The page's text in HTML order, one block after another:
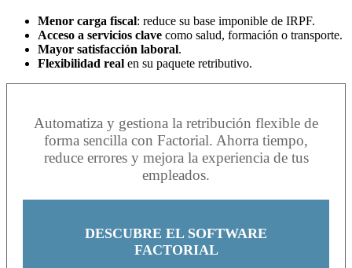
Menor carga fiscal: reduce su base imponible de IRPF.
Acceso a servicios clave como salud, formación o transporte.
Mayor satisfacción laboral.
Flexibilidad real en su paquete retributivo.
Automatiza y gestiona la retribución flexible de
forma sencilla con Factorial. Ahorra tiempo,
reduce errores y mejora la experiencia de tus
empleados.
DESCUBRE EL SOFTWARE
FACTORIAL